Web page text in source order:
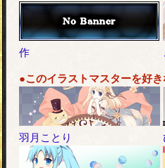
作
●このイラストマスターを好
羽月ことり